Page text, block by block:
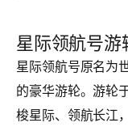
星际领航号游
星际领航号原名为
的豪华游轮。游轮
梭星际、领航长江